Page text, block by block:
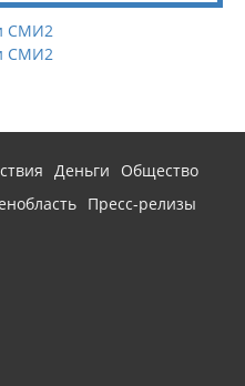
СМИ2
СМИ2
Деньги
Общество
Пресс-релизы